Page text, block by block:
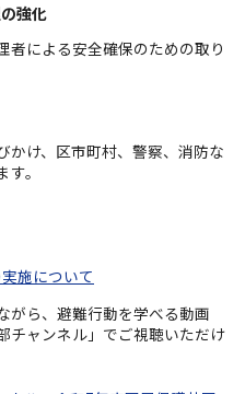
強化
者による安全確保のための取り
かけ、区市町村、警察、消防な
。
施について
がら、避難行動を学べる動画
チャンネル」でご視聴いただけ